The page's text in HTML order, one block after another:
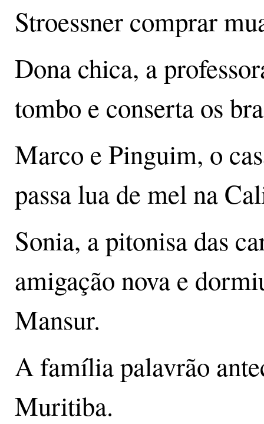
Stroessner comprar
Dona chica, a
tombo e conserta os
Marco e Pinguim, o
passa lua de mel na
Sonia, a pitonisa das
amigação nova e
Mansur.
A família palavrão
Muritiba.